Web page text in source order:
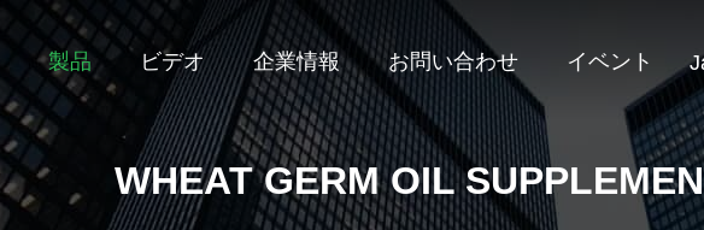
製品 ビデオ 企業情報 お問い合わせ イベント
WHEAT GERM OIL